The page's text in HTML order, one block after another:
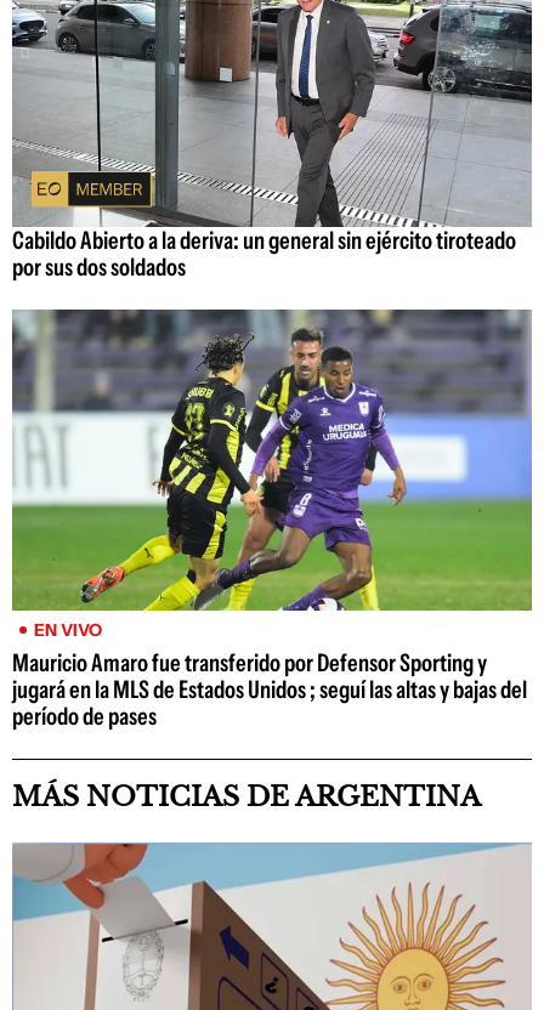
Cabildo Abierto a la deriva: un general sin ejército tiroteado
por sus dos soldados
EN VIVO
Mauricio Amaro fue transferido por Defensor Sporting y
jugará en la MLS de Estados Unidos ; seguí las altas y bajas del
período de pases
MÁS NOTICIAS DE ARGENTINA